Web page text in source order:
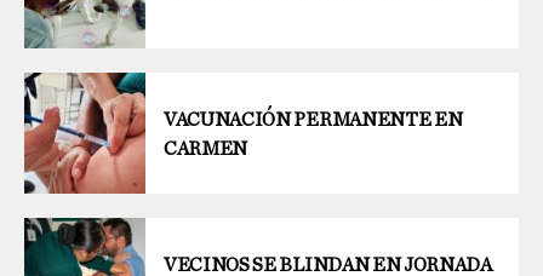
VACUNACIÓN PERMANENTE EN
CARMEN
VECINOS SE BLINDAN EN JORNADA